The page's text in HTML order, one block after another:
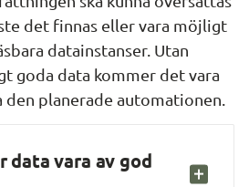
det finnas eller vara möjligt
datainstanser. Utan
goda data kommer det vara
planerade automationen.
data vara av god